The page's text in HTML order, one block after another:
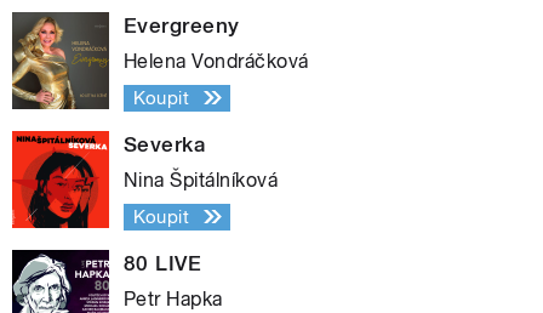
Evergreeny
Helena Vondráčková
Koupit
Severka
Nina Špitálníková
Koupit
80 LIVE
Petr Hapka